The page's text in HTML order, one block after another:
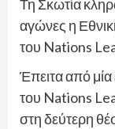
Τη Σκωτία
αγώνες η
του Nations
Έπειτα από μία
του Nations
στη δεύτερη